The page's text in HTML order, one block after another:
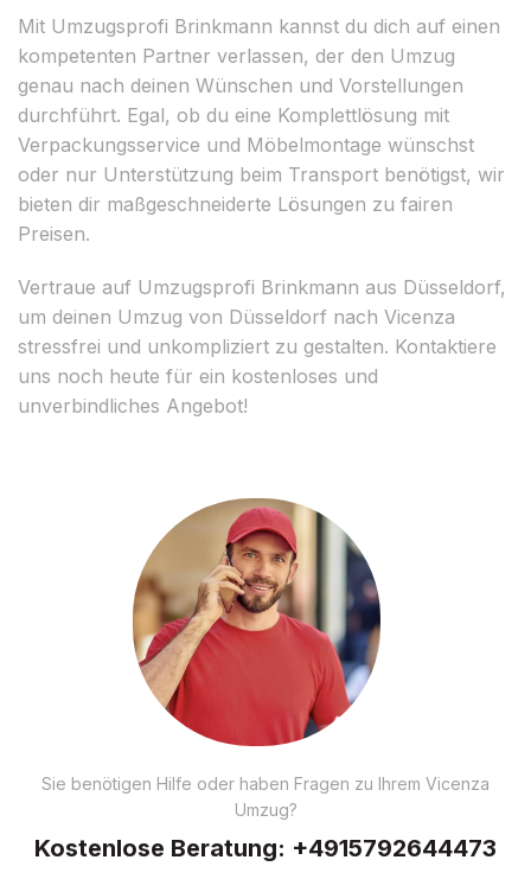
Mit Umzugsprofi Brinkmann kannst du dich auf einen
kompetenten Partner verlassen, der den Umzug
genau nach deinen Wünschen und Vorstellungen
durchführt. Egal, ob du eine Komplettlösung mit
Verpackungsservice und Möbelmontage wünschst
oder nur Unterstützung beim Transport benötigst, wir
bieten dir maßgeschneiderte Lösungen zu fairen
Preisen.
Vertraue auf Umzugsprofi Brinkmann aus Düsseldorf,
um deinen Umzug von Düsseldorf nach Vicenza
stressfrei und unkompliziert zu gestalten. Kontaktiere
uns noch heute für ein kostenloses und
unverbindliches Angebot!
Sie benötigen Hilfe oder haben Fragen zu Ihrem Vicenza
Umzug?
Kostenlose Beratung: +4915792644473